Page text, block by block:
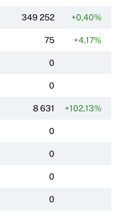
349 252 +0,40%
75 +4,17%
0
0
8 631 +102,13%
0
0
0
0